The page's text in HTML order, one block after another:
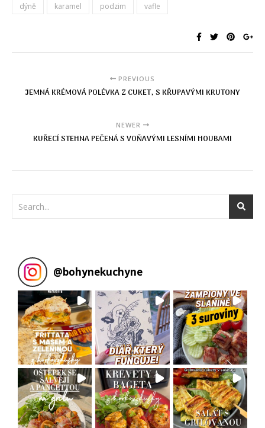
dýně karamel podzim vafle
PREVIOUS
JEMNÁ KRÉMOVÁ POLÉVKA Z CUKET, S KŘUPAVÝMI KRUTONY
NEWER
KUŘECÍ STEHNA PEČENÁ S VOŇAVÝMI LESNÍMI HOUBAMI
@bohynekuchyne